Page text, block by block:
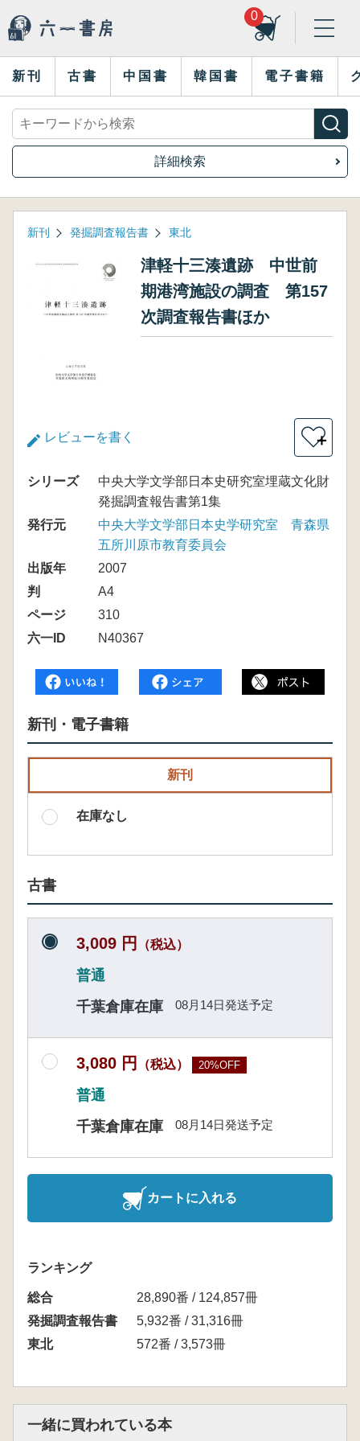
0
新刊 古書 中国書 韓国書 電子書籍
詳細検索
新刊 発掘調査報告書 東北
津軽十三湊遺跡 中世前
期港湾施設の調査 第157
次調査報告書ほか
レビューを書く ＋
シリーズ
中央大学文学部日本史研究室埋蔵文化財
発掘調査報告書第1集
発行元
中央大学文学部日本史学研究室 青森県
五所川原市教育委員会
出版年
2007
判
A4
ページ
310
六一ID
N40367
新刊・電子書籍
新刊
在庫なし
古書
3,009 円 （税込）
普通
千葉倉庫在庫
08月14日発送予定
3,080 円 （税込） 20%OFF
普通
千葉倉庫在庫
08月14日発送予定
カートに入れる
ランキング
総合
28,890番 / 124,857冊
発掘調査報告書
5,932番 / 31,316冊
東北
572番 / 3,573冊
一緒に買われている本